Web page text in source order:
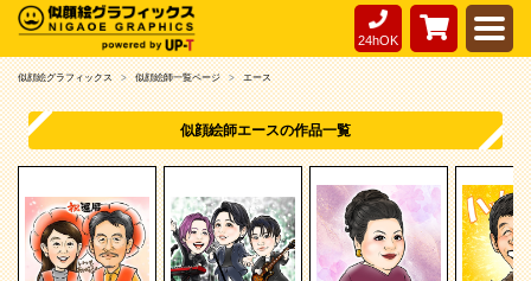
24hOK
似顔絵グラフィックス 似顔絵師一覧ページ エース
似顔絵師エースの作品一覧